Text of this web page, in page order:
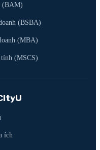
(BAM)
(BSBA)
(MBA)
(MSCS)
ích